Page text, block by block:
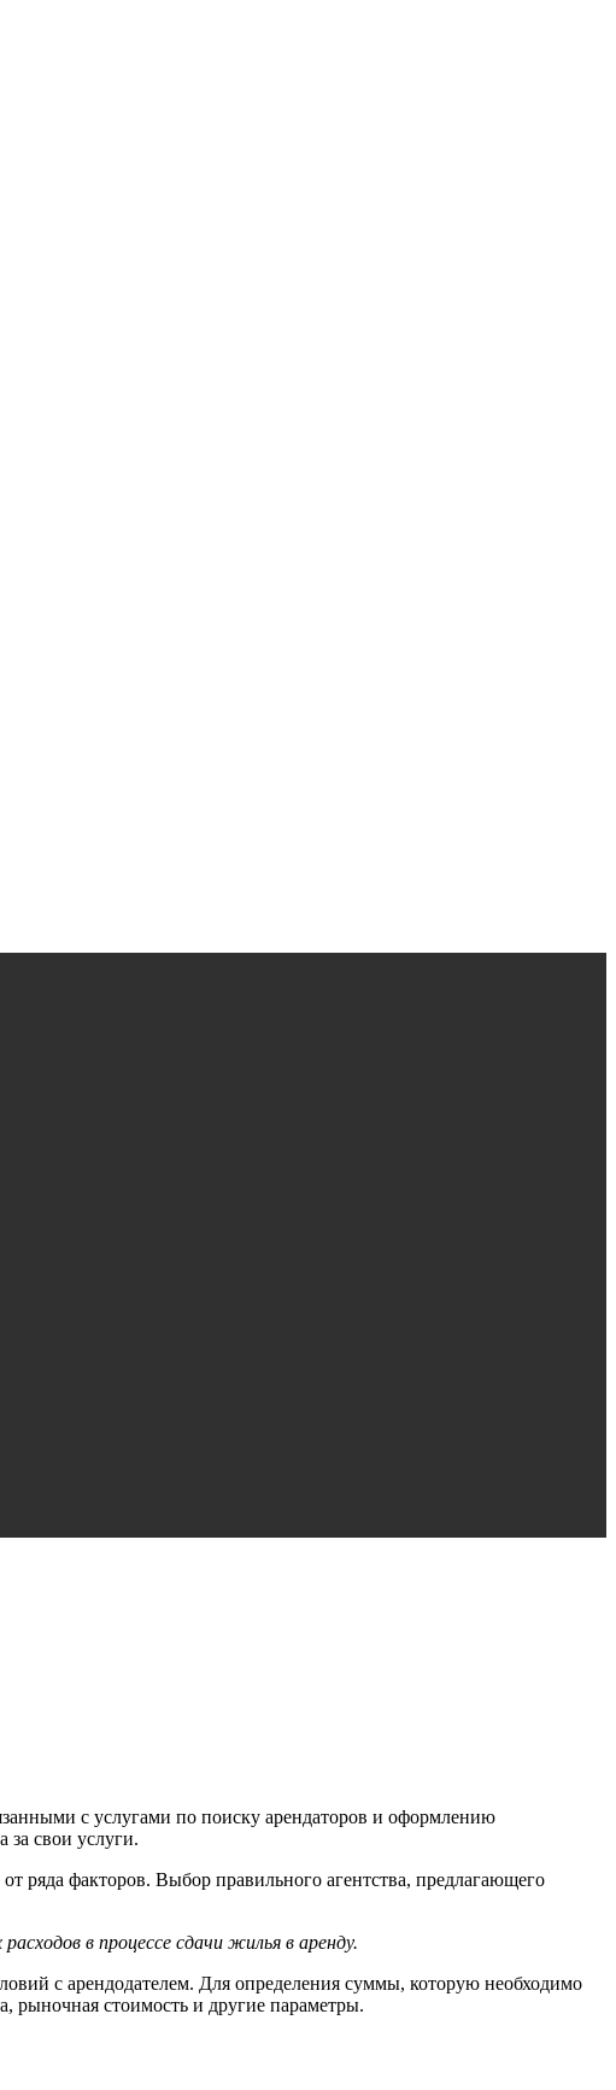
с услугами по поиску арендаторов и оформлению
за свои услуги.
ряда факторов. Выбор правильного агентства, предлагающего
в процессе сдачи жилья в аренду.
с арендодателем. Для определения суммы, которую необходимо
рыночная стоимость и другие параметры.